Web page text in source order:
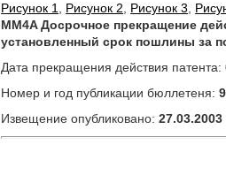
Рисунок 1
Рисунок 2 Рисунок 3
MM4A Досрочное прекращение
установленный срок пошлины за
Дата прекращения действия патента:
Номер и год публикации бюллетеня:
Извещение опубликовано:27.03.2003